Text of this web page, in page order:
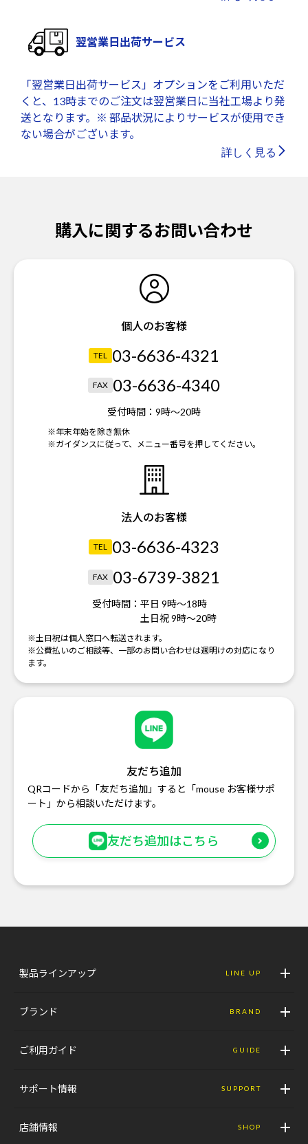
翌営業日出荷サービス
「翌営業日出荷サービス」オプションをご利用いただ
くと、13時までのご注文は翌営業日に当社工場より発
送となります。※ 部品状況によりサービスが使用でき
ない場合がございます。
詳しく見る
購入に関するお問い合わせ
個人のお客様
TEL 03-6636-4321
FAX 03-6636-4340
受付時間： 9時～20時
※年末年始を除き無休
※ガイダンスに従って、メニュー番号を押してください。
法人のお客様
TEL 03-6636-4323
FAX 03-6739-3821
受付時間： 平日 9時～18時
土日祝 9時～20時
※土日祝は個人窓口へ転送されます。
※公費払いのご相談等、一部のお問い合わせは週明けの対応になり
ます。
友だち追加
QRコードから「友だち追加」すると「mouse お客様サポ
ート」から相談いただけます。
友だち追加はこちら
製品ラインアップ LINE UP
ブランド BRAND
ご利用ガイド GUIDE
サポート情報 SUPPORT
店舗情報 SHOP